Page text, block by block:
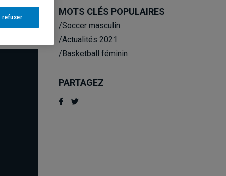
MOTS CLÉS POPULAIRES
/Soccer masculin
/Actualités 2021
/Basketball féminin
PARTAGEZ
refuser